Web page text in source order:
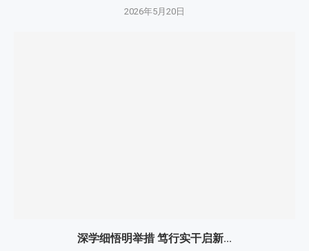
2026年5月20日
深学细悟明举措 笃行实干启新...